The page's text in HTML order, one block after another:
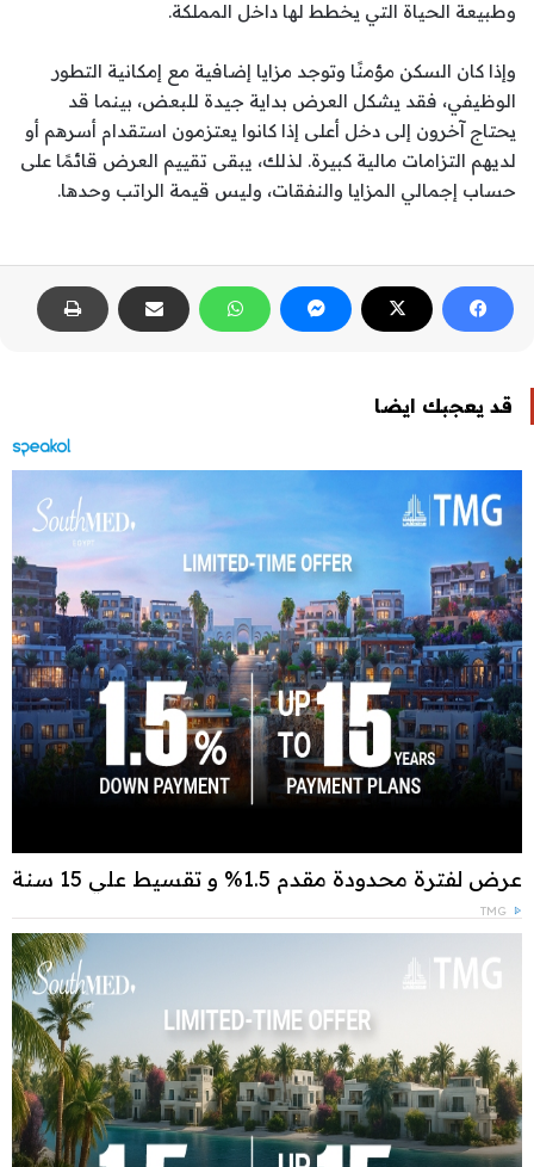
وطبيعة الحياة التي يخطط لها داخل المملكة.
وإذا كان السكن مؤمنًا وتوجد مزايا إضافية مع إمكانية التطور
الوظيفي، فقد يشكل العرض بداية جيدة للبعض، بينما قد
يحتاج آخرون إلى دخل أعلى إذا كانوا يعتزمون استقدام أسرهم أو
لديهم التزامات مالية كبيرة. لذلك، يبقى تقييم العرض قائمًا على
حساب إجمالي المزايا والنفقات، وليس قيمة الراتب وحدها.
قد يعجبك ايضا
عرض لفترة محدودة مقدم 1.5% و تقسيط علي 15 سنة
TMG